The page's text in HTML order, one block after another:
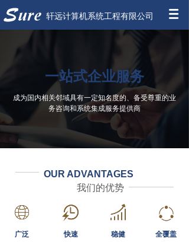
轩远计算机系统工程有限公司
一站式企业服务
成为国内相关邻域具有一定知名度的、备受尊重的业
务咨询和系统集成服务提供商
OUR ADVANTAGES
我们的优势
稳健
快速
广泛 全覆盖